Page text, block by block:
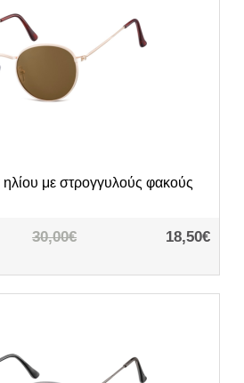
ηλίου με στρογγυλούς φακούς
30,00€ 18,50€